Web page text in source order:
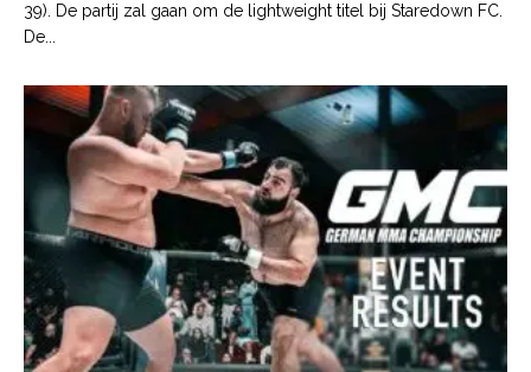
39). De partij zal gaan om de lightweight titel bij Staredown FC.
De...